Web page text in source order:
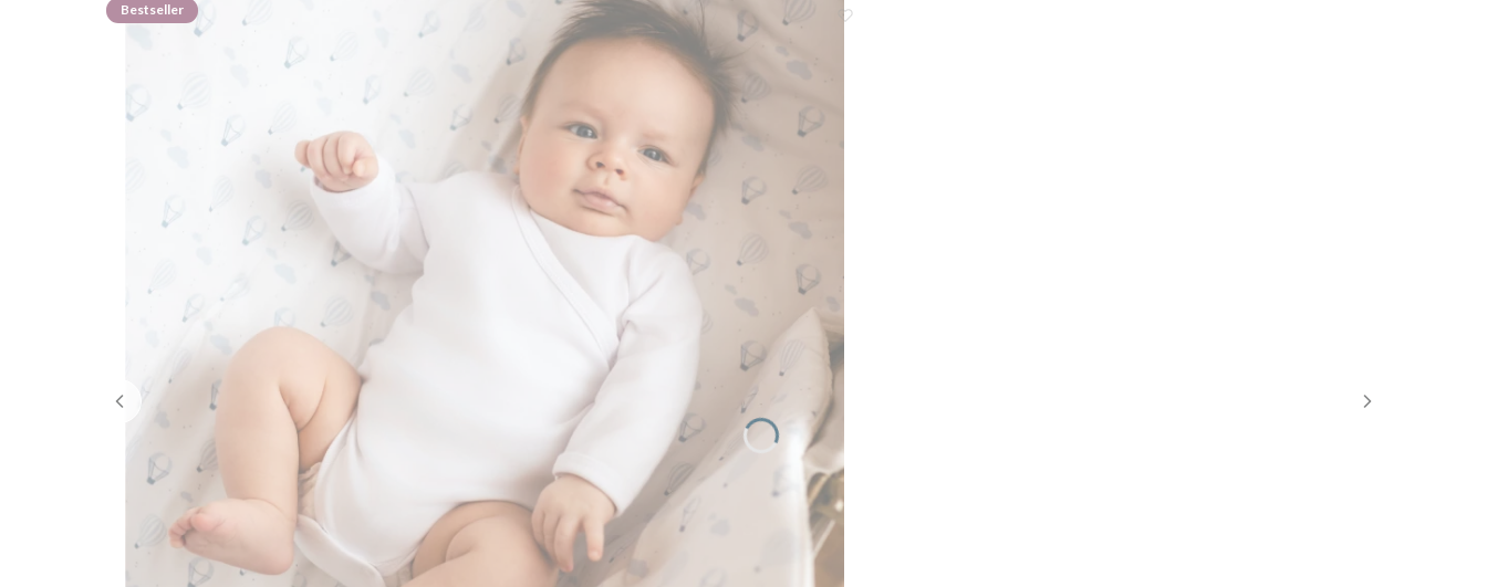
Bestseller